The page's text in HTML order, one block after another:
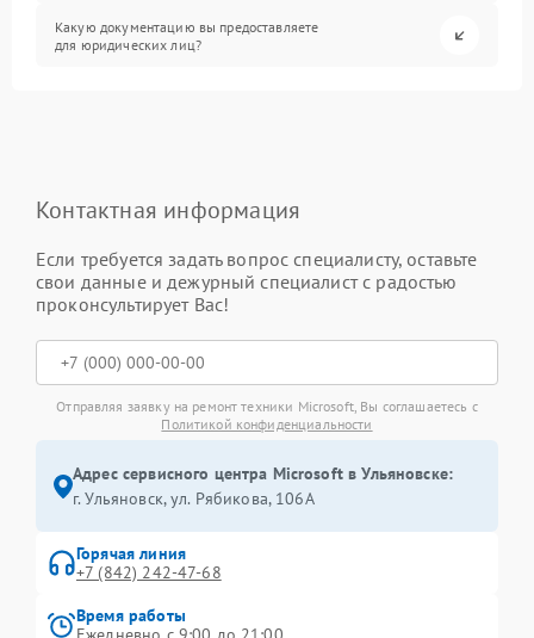
Какую документацию вы предоставляете
для юридических лиц?
Контактная информация
Если требуется задать вопрос специалисту, оставьте
свои данные и дежурный специалист с радостью
проконсультирует Вас!
Отправляя заявку на ремонт техники Microsoft, Вы соглашаетесь с
Политикой конфиденциальности
Адрес сервисного центра Microsoft в Ульяновске:
г. Ульяновск, ул. Рябикова, 106А
Горячая линия
+7 (842) 242-47-68
Время работы